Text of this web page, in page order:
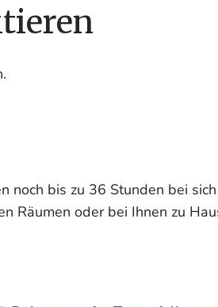
noch bis zu 36 Stunden bei
Räumen oder bei Ihnen zu